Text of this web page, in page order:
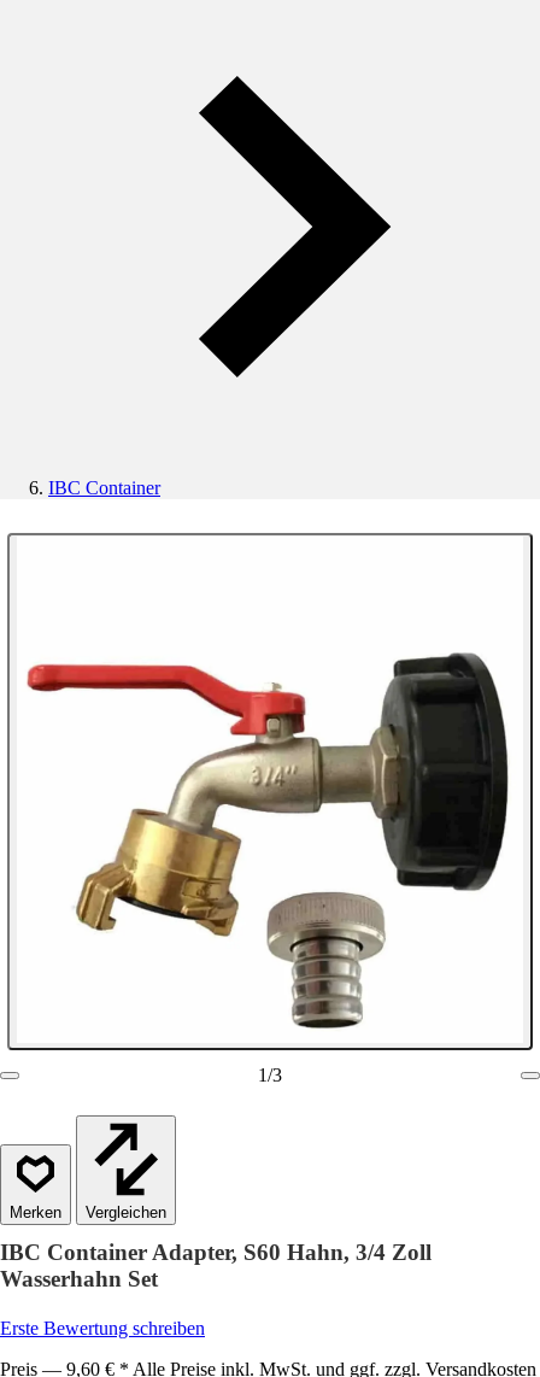
IBC Container
1/3
Vergleichen
IBC Container Adapter, S60 Hahn, 3/4 Zoll
Wasserhahn Set
Erste Bewertung schreiben
Preis — 9,60 € * Alle Preise inkl. MwSt. und ggf. zzgl. Versandkosten